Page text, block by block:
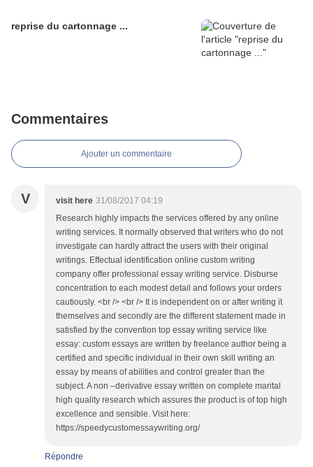
reprise du cartonnage ...
Commentaires
Ajouter un commentaire
V visit here 31/08/2017 04:19
Research highly impacts the services offered by any online
writing services. It normally observed that writers who do not
investigate can hardly attract the users with their original
writings. Effectual identification online custom writing
company offer professional essay writing service. Disburse
concentration to each modest detail and follows your orders
cautiously. <br /> <br /> It is independent on or after writing it
themselves and secondly are the different statement made in
satisfied by the convention top essay writing service like
essay: custom essays are written by freelance author being a
certified and specific individual in their own skill writing an
essay by means of abilities and control greater than the
subject. A non –derivative essay written on complete marital
high quality research which assures the product is of top high
excellence and sensible. Visit here:
https://speedycustomessaywriting.org/
Répondre